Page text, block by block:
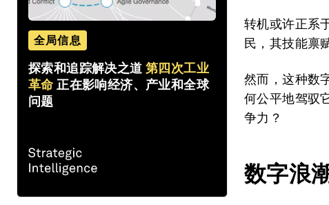
全局信息
探索和追踪解决之道 第四次工业
革命 正在影响经济、产业和全球
问题
转机或许正系
民，其技能禀
然而，这种数
何公平地驾驭
争力？
数字浪